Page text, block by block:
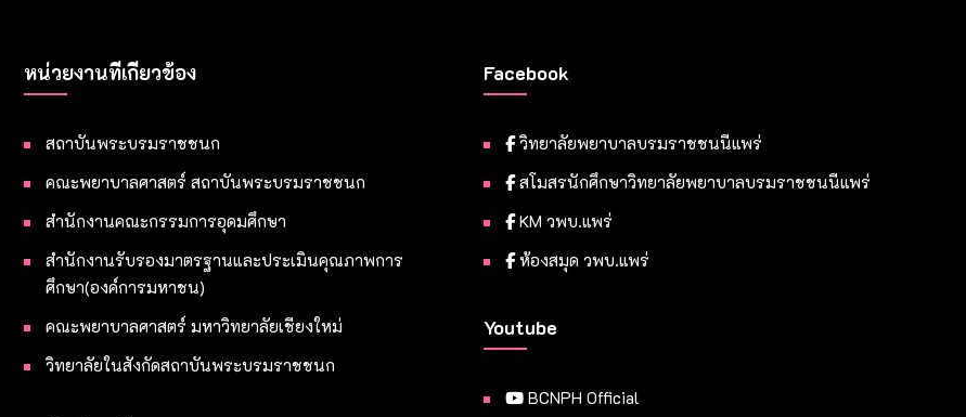
หน่วยงานที่เกี่ยวข้อง
สถาบันพระบรมราชชนก
คณะพยาบาลศาสตร์ สถาบันพระบรมราชชนก
สำนักงานคณะกรรมการอุดมศึกษา
สำนักงานรับรองมาตรฐานและประเมินคุณภาพการ
ศึกษา(องค์การมหาชน)
คณะพยาบาลศาสตร์ มหาวิทยาลัยเชียงใหม่
วิทยาลัยในสังกัดสถาบันพระบรมราชชนก
Facebook
วิทยาลัยพยาบาลบรมราชชนนีแพร่
สโมสรนักศึกษาวิทยาลัยพยาบาลบรมราชชนนีแพร่
KM วพบ.แพร่
ห้องสมุด วพบ.แพร่
Youtube
BCNPH Official